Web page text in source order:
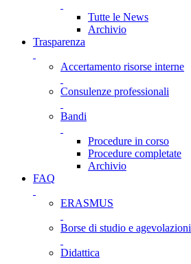
Tutte le News
Archivio
Trasparenza
Accertamento risorse interne
Consulenze professionali
Bandi
Procedure in corso
Procedure completate
Archivio
FAQ
ERASMUS
Borse di studio e agevolazioni
Didattica